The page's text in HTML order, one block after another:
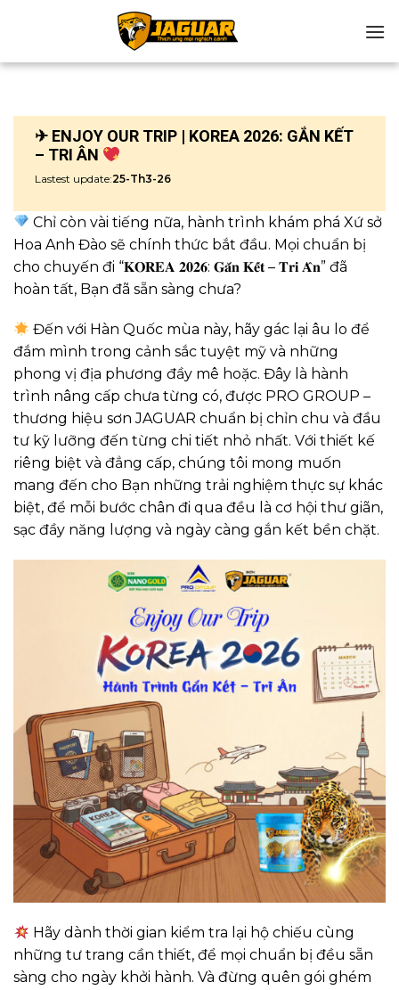
✈ ENJOY OUR TRIP | KOREA 2026: GẮN KẾT
– TRI ÂN
Lastest update:25-Th3-26
Chỉ còn vài tiếng nữa, hành trình khám phá Xứ sở
Hoa Anh Đào sẽ chính thức bắt đầu. Mọi chuẩn bị
cho chuyến đi “𝐊𝐎𝐑𝐄𝐀 𝟐𝟎𝟐𝟔: 𝐆𝐚̆́𝐧 𝐊𝐞̂́𝐭 – 𝐓𝐫𝐢 𝐀̂𝐧” đã
hoàn tất, Bạn đã sẵn sàng chưa?
Đến với Hàn Quốc mùa này, hãy gác lại âu lo để
đắm mình trong cảnh sắc tuyệt mỹ và những
phong vị địa phương đầy mê hoặc. Đây là hành
trình nâng cấp chưa từng có, được PRO GROUP –
thương hiệu sơn JAGUAR chuẩn bị chỉn chu và đầu
tư kỹ lưỡng đến từng chi tiết nhỏ nhất. Với thiết kế
riêng biệt và đẳng cấp, chúng tôi mong muốn
mang đến cho Bạn những trải nghiệm thực sự khác
biệt, để mỗi bước chân đi qua đều là cơ hội thư giãn,
sạc đầy năng lượng và ngày càng gắn kết bền chặt.
Hãy dành thời gian kiểm tra lại hộ chiếu cùng
những tư trang cần thiết, để mọi chuẩn bị đều sẵn
sàng cho ngày khởi hành. Và đừng quên gói ghém